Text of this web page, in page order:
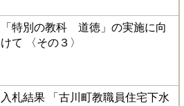
「特別の教科 道徳」の実施に向
けて 〈その３〉
入札結果 「古川町教職員住宅下水